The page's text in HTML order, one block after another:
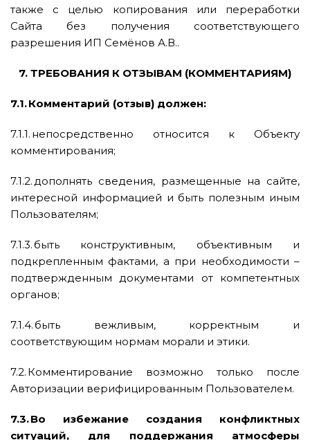
также с целью копирования или переработки
Сайта без получения соответствующего
разрешения ИП Семёнов А.В..
7. ТРЕБОВАНИЯ К ОТЗЫВАМ (КОММЕНТАРИЯМ)
7.1. Комментарий (отзыв) должен:
7.1.1. непосредственно относится к Объекту
комментирования;
7.1.2. дополнять сведения, размещенные на сайте,
интересной информацией и быть полезным иным
Пользователям;
7.1.3. быть конструктивным, объективным и
подкрепленным фактами, а при необходимости –
подтвержденным документами от компетентных
органов;
7.1.4. быть вежливым, корректным и
соответствующим нормам морали и этики.
7.2. Комментирование возможно только после
Авторизации верифицированным Пользователем.
7.3. Во избежание создания конфликтных
ситуаций, для поддержания атмосферы